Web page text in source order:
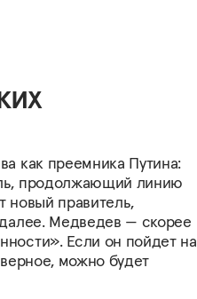
как преемника Путина:
продолжающий линию
новый правитель,
Медведев — скорее
Если он пойдет на
можно будет